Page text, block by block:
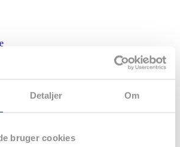
Detaljer Om
bruger cookies
Generalforsamlinger
årsmøder